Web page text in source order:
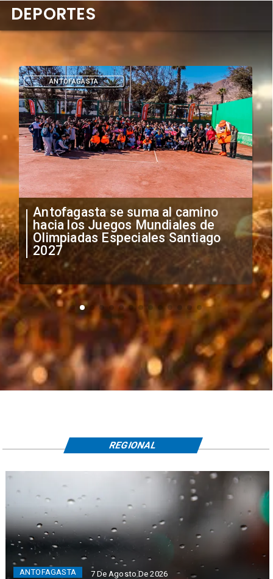
"Falta de profesionalismo": Sifup
anuncia medidas por situación
irregular de futbolistas
extranjeros
DEPORTES
DEPORTES
ANTOFAGASTA 7 De Agosto De 2026
REGIONAL